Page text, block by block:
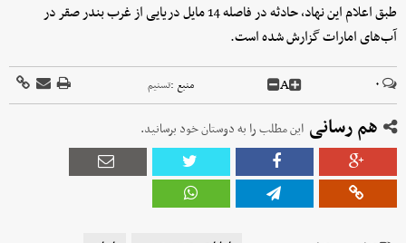
طبق اعلام این نهاد، حادثه در فاصله 14 مایل دریایی از غرب بندر صقر در
آب‌های امارات گزارش شده است.
۰ A منبع :تسنیم
هم رسانی این مطلب را به دوستان خود برسانید.